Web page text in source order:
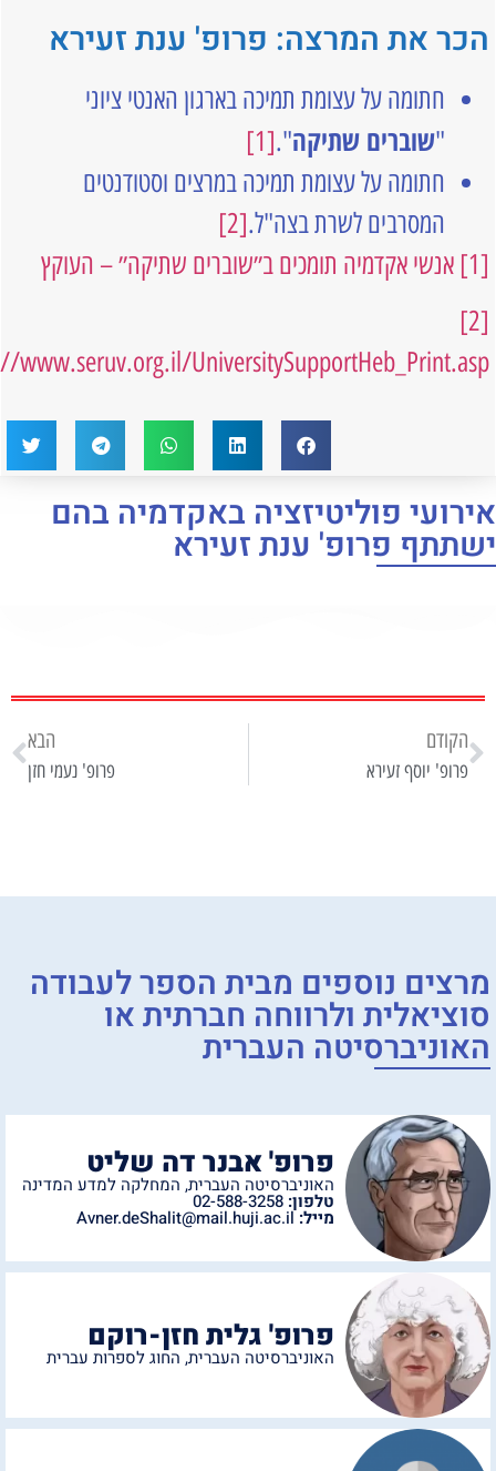
את המרצה: פרופ' ענת זעירא
חתומה על עצומת תמיכה בארגון האנטי ציוני
שוברים שתיקה".
[1]
חתומה על עצומת תמיכה במרצים וסטודנטים
המסרבים לשרת בצה"ל.[2]
אקדמיה תומכים ב״שוברים שתיקה״ – העוקץ
http://www.seruv.org.il/
פוליטיזציה באקדמיה בהם
פרופ' ענת זעירא
יוסף זעירא פרופ' נעמי חזן
נוספים מבית הספר לעבודה
ולרווחה חברתיתאו
העברית
פרופ' אבנר דה שליט
האוניברסיטה העברית,המחלקה למדע המדינה
טלפון:02-588-3258
מייל: Avner.deShalit@mail.huji.ac.il
פרופ' גלית חזן-רוקם
האוניברסיטה העברית,החוג לספרות עברית